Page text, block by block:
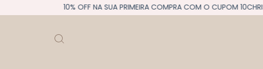
10% OFF NA SUA PRIMEIRA COMPRA COM O CUPOM 10CHRISTI